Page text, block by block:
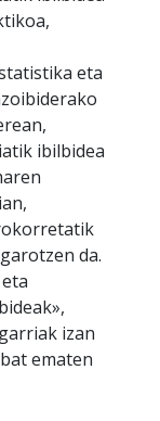
eta
ibilbidea
da.
izan
ematen